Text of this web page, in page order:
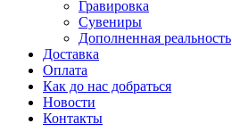
Гравировка
Сувениры
Дополненная реальность
Доставка
Оплата
Как до нас добраться
Новости
Контакты